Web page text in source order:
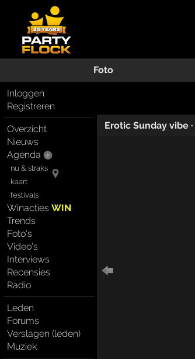
Foto
Inloggen
Registreren
Overzicht
Nieuws
Agenda
nu & straks
kaart
festivals
WinactiesWIN
Trends
Foto's
Video's
Interviews
Recensies
Radio
Leden
Forums
Verslagen (leden)
Muziek
Erotic Sunday vibe ·